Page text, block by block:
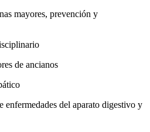
mayores, prevención y
de ancianos
enfermedades del aparato digestivo y